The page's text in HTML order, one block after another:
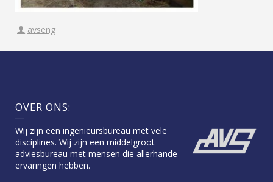
avseng
OVER ONS:
Wij zijn een ingenieursbureau met vele
disciplines. Wij zijn een middelgroot
adviesbureau met mensen die allerhande
ervaringen hebben.